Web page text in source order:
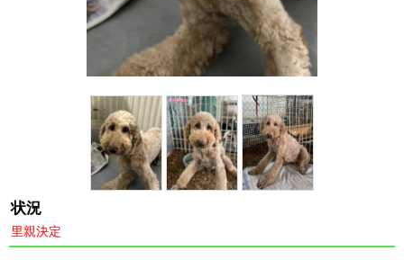
状況
里親決定